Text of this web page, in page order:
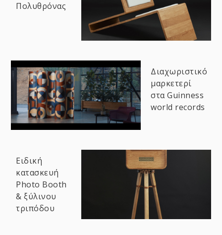
Πολυθρόνας
Διαχωριστικό
μαρκετερί
στα Guinness
world records
Ειδική
κατασκευή
Photo Booth
& ξύλινου
τριπόδου